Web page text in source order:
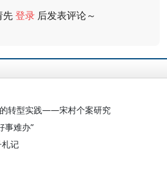
先登录 后发表评论～
转型实践——宋村个案研究
事难办”
记